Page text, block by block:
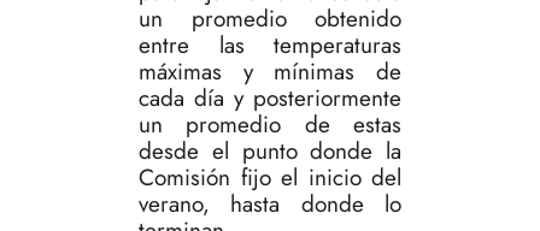
un promedio obtenido
entre las temperaturas
máximas y mínimas de
cada día y posteriormente
un promedio de estas
desde el punto donde la
Comisión fijo el inicio del
verano, hasta donde lo